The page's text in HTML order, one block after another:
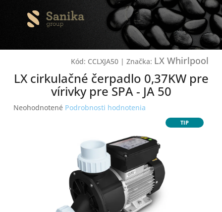
Kód: CCLXJA50 | Značka: LX Whirlpool
LX cirkulačné čerpadlo 0,37KW pre
vírivky pre SPA - JA 50
Priemerné
Neohodnotené Podrobnosti hodnotenia
TIP